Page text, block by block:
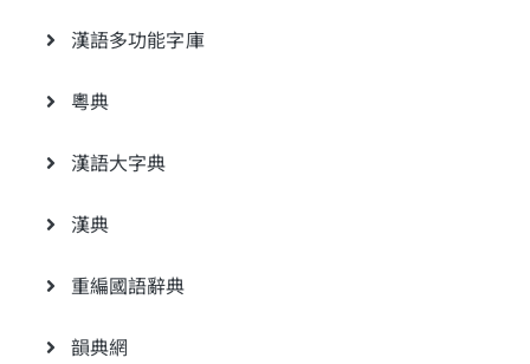
漢語多功能字庫
粵典
漢語大字典
漢典
重編國語辭典
韻典網